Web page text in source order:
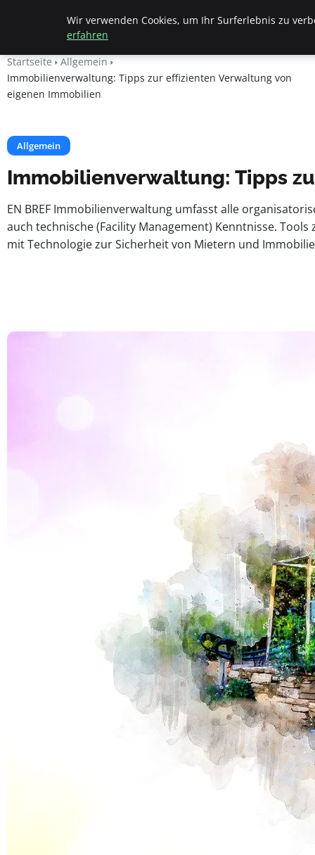
Apemania Shop
Startseite
Allgemein
Immobilienverwaltung: Tipps zur effizienten Verwaltung von
eigenen Immobilien
Allgemein
Immobilienverwaltung: Tipps
EN BREF Immobilienverwaltung umfasst alle
auch technische (Facility Management) Kenntnisse.
mit Technologie zur Sicherheit von Mietern und
Wir verwenden Cookies, um Ihr Surferlebnis zu
erfahren